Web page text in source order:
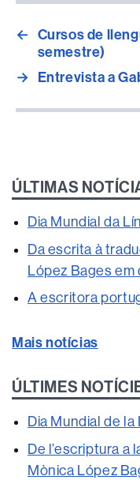
← Cursos de
semestre)
→ Entrevista a
ÚLTIMAS
Dia Mundial da
Da escrita à
López Bages em
A escritora
Mais notícias
ÚLTIMES
Dia Mundial de
De l’escriptura a
Mònica López